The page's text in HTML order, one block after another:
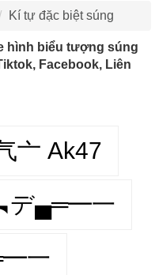
Kí tự đặc biệt súng
hình biểu tượng súng
Facebook, Liên
亠 Ak47
デ▄═━一
一